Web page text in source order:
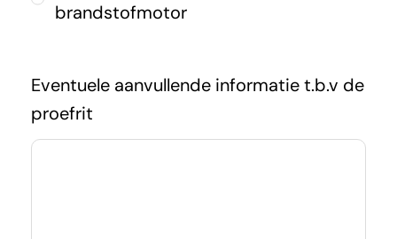
brandstofmotor
Eventuele aanvullende informatie t.b.v de
proefrit